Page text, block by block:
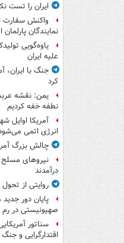
ایران را تست
واکنش سفارت
نمایندگان
یاوه‌گویی
علیه ایران
جنگ با ایران،
کرد
یمن: نقشه
نطفه خفه کردیم
آمریکا اوایل
انرژی اتمی
چالش بزرگ
نیروهای مسلح
درآمدند
روایتی از
پایان دور
صهیونیستی در رم
سناتور
اقتدارگرایی و